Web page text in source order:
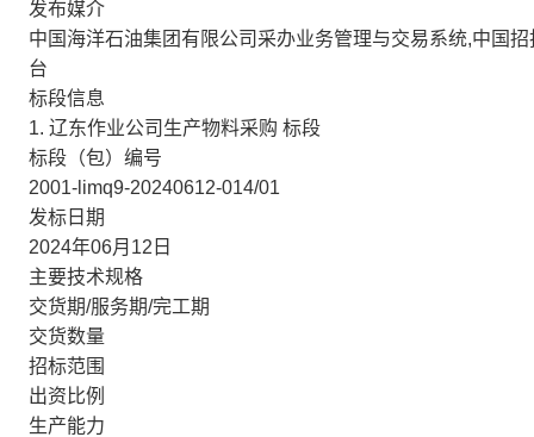
发布媒介
中国海洋石油集团有限公司采办业务管理与交易系统,中国
台
标段信息
1. 辽东作业公司生产物料采购 标段
标段（包）编号
2001-limq9-20240612-014/01
发标日期
2024年06月12日
主要技术规格
交货期/服务期/完工期
交货数量
招标范围
出资比例
生产能力